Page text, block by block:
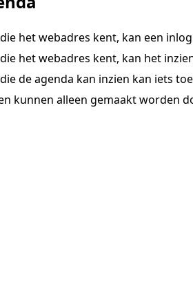
het webadres kent, kan een
het webadres kent, kan het
de agenda kan inzien kan iets
kunnen alleen gemaakt worden